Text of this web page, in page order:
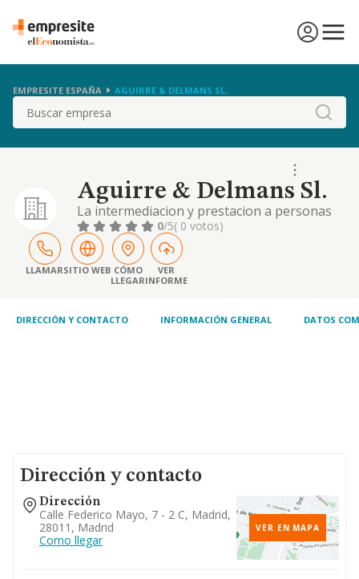
EMPRESITE ESPAÑA AGUIRRE & DELMANS SL.
Buscar
Aguirre & Delmans Sl.
La intermediacion y prestacion a personas
fisicas y juridicas, tanto nacionales como
extranjeras, de toda clase de servicios de
asesoramiento contable, juridico.
0/5( 0 votos)
LLAMARSITIO WEB CÓMO
LLEGAR
VER
INFORME
DIRECCIÓN Y CONTACTO INFORMACIÓN GENERAL DATOS
Dirección y contacto
Dirección
Calle Federico Mayo, 7 - 2 C, Madrid,
28011, Madrid
Como llegar
VER EN MAPA